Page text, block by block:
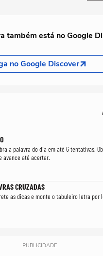
também está no Google
no Google Discover
a palavra do dia em até 6 tentativas.
avance até acertar.
CRUZADAS
as dicas e monte o tabuleiro letra por
PUBLICIDADE